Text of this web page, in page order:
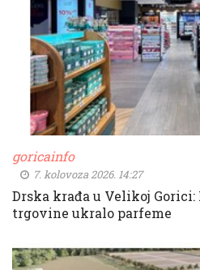
goricainfo
7. kolovoza 2026. 14:27
Drska krađa u Velikoj
trgovine ukralo parfeme